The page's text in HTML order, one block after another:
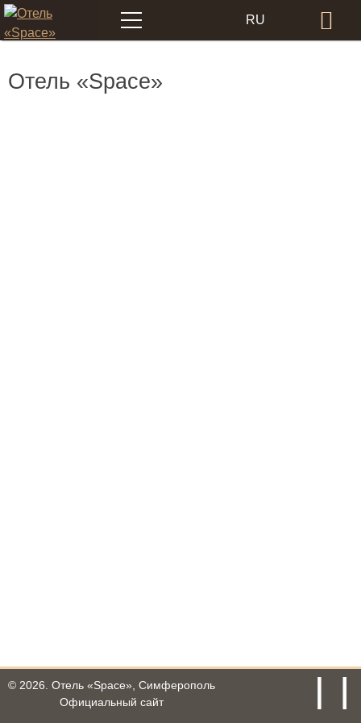
Меню RU
Отель «Space»
© 2026. Отель «Space», Симферополь
Официальный сайт